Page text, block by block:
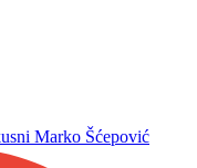
Marko Šćepović